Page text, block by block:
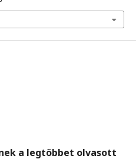
a legtöbbet olvasott